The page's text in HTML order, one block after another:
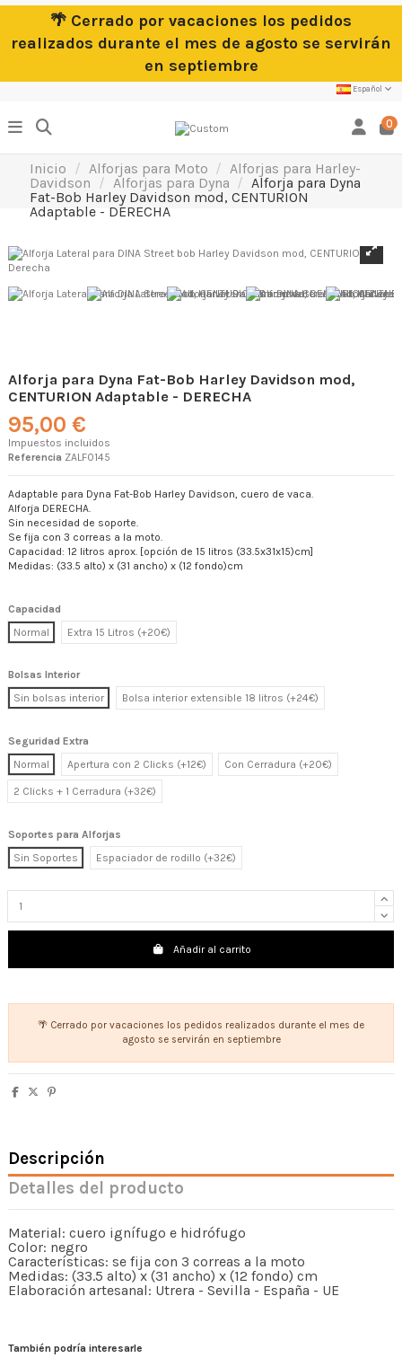
🌴 Cerrado por vacaciones los pedidos
realizados durante el mes de agosto se servirán
en septiembre
Español
0
Inicio Alforjas para Moto
Alforjas para Harley-
Davidson
Alforjas para Dyna
Alforja para Dyna
Fat-Bob Harley Davidson mod, CENTURION
Adaptable - DERECHA
Alforja para Dyna Fat-Bob Harley Davidson mod,
CENTURION Adaptable - DERECHA
95,00 €
Impuestos incluidos
Referencia ZALF0145
Adaptable para Dyna Fat-Bob Harley Davidson, cuero de vaca.
Alforja DERECHA.
Sin necesidad de soporte.
Se fija con 3 correas a la moto.
Capacidad: 12 litros aprox. [opción de 15 litros (33.5x31x15)cm]
Medidas: (33.5 alto) x (31 ancho) x (12 fondo)cm
Capacidad
Normal
Extra 15 Litros (+20€)
Bolsas Interior
Sin bolsas interior
Bolsa interior extensible 18 litros (+24€)
Seguridad Extra
Normal
Apertura con 2 Clicks (+12€) Con Cerradura (+20€)
2 Clicks + 1 Cerradura (+32€)
Soportes para Alforjas
Sin Soportes
Espaciador de rodillo (+32€)
Añadir al carrito
🌴 Cerrado por vacaciones los pedidos realizados durante el mes de
agosto se servirán en septiembre
Descripción
Detalles del producto
Material: cuero ignífugo e hidrófugo
Color: negro
Características: se fija con 3 correas a la moto
Medidas: (33.5 alto) x (31 ancho) x (12 fondo) cm
Elaboración artesanal: Utrera - Sevilla - España - UE
También podría interesarle